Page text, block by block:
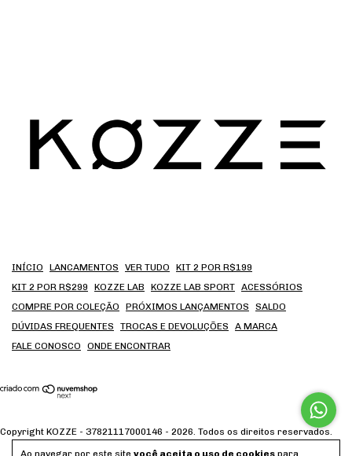
Ao navegar por este site você aceita o uso de cookies para
INÍCIO LANCAMENTOS VER TUDO
KIT 2 POR R$199
KIT 2 POR R$299
KOZZE LAB KOZZE LAB SPORT ACESSÓRIOS
COMPRE POR COLEÇÃO
PRÓXIMOS LANÇAMENTOS
SALDO
DÚVIDAS FREQUENTES
TROCAS E DEVOLUÇÕES
A MARCA
FALE CONOSCO
ONDE ENCONTRAR
Copyright KOZZE - 37821117000146 - 2026. Todos os direitos reservados.